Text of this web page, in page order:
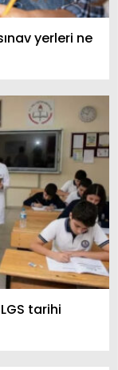
yerleri ne
tarihi